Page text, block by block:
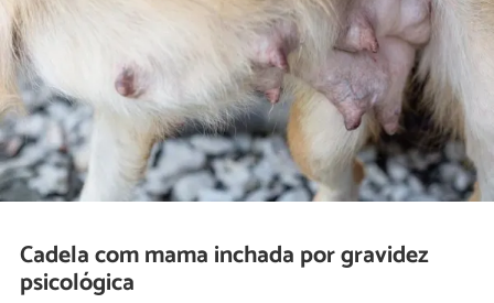
Cadela com mama inchada por gravidez
psicológica